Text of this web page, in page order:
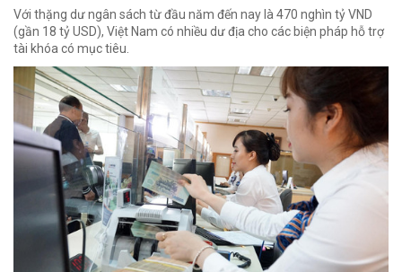
Với thặng dư ngân sách từ đầu năm đến nay là 470 nghìn tỷ VND
(gần 18 tỷ USD), Việt Nam có nhiều dư địa cho các biện pháp hỗ trợ
tài khóa có mục tiêu.